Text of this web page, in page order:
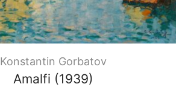
Konstantin Gorbatov
Amalfi (1939)